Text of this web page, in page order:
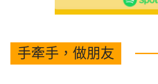
手牽手，做朋友